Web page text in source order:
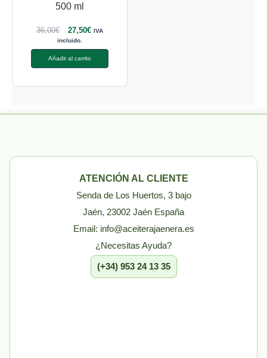
500 ml
36,00€ 27,50€ IVA
incluido.
Añadir al carrito
ATENCIÓN AL CLIENTE
Senda de Los Huertos, 3 bajo
Jaén, 23002 Jaén España
Email: info@aceiterajaenera.es
¿Necesitas Ayuda?
(+34) 953 24 13 35